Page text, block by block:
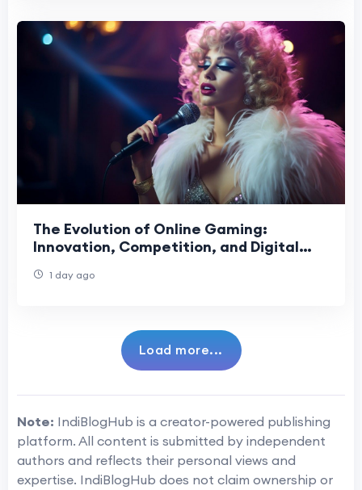
The Evolution of Online Gaming:
Innovation, Competition, and Digital
1 day ago
Load more...
Note: IndiBlogHub is a creator-powered publishing
platform. All content is submitted by independent
authors and reflects their personal views and
expertise. IndiBlogHub does not claim ownership or